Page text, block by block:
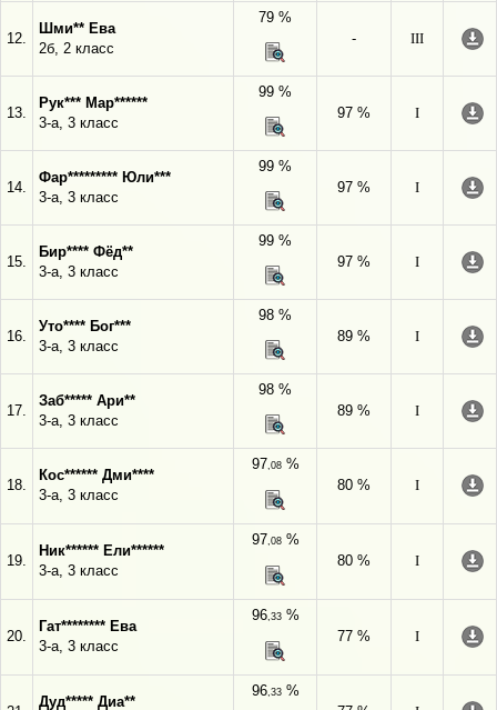
12.
Шми** Ева
2б, 2 класс
79 %
-
III
13.
Рук*** Мар******
3-а, 3 класс
99 %
97 %
I
14.
Фар********* Юли***
3-а, 3 класс
99 %
97 %
I
15.
Бир**** Фёд**
3-а, 3 класс
99 %
97 %
I
16.
Уто**** Бог***
3-а, 3 класс
98 %
89 %
I
17.
Заб***** Ари**
3-а, 3 класс
98 %
89 %
I
18.
Кос****** Дми****
3-а, 3 класс
97,08%
80 %
I
19.
Ник****** Ели******
3-а, 3 класс
97,08%
80 %
I
20.
Гат******** Ева
3-а, 3 класс
96,33%
77 %
I
Дуд***** Диа**
96,33%